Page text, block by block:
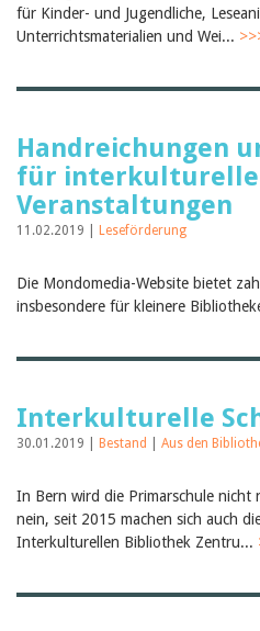
für Kinder- und Jugendliche,
Unterrichtsmaterialien und Wei...
Handreichungen
für interkulturelle
Veranstaltungen
11.02.2019 | Leseförderung
Die Mondomedia-Website bietet
insbesondere für kleinere
Interkulturelle
30.01.2019 | Bestand Aus den
In Bern wird die Primarschule nicht
nein, seit 2015 machen sich auch
Interkulturellen Bibliothek Zentru...